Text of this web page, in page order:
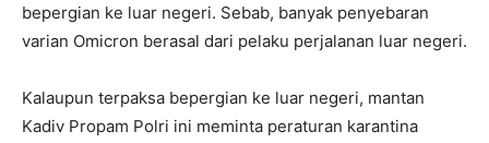
bepergian ke luar negeri. Sebab, banyak penyebaran
varian Omicron berasal dari pelaku perjalanan luar negeri.
Kalaupun terpaksa bepergian ke luar negeri, mantan
Kadiv Propam Polri ini meminta peraturan karantina